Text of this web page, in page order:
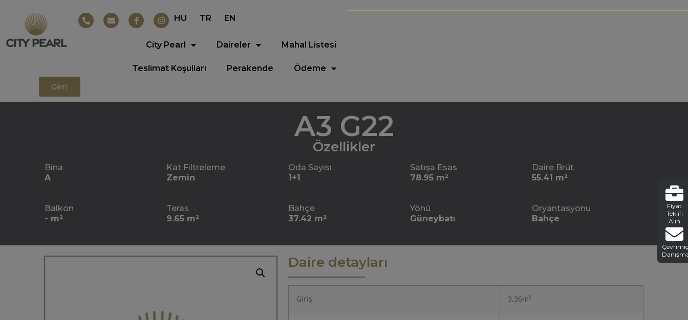
HU TR EN
City Pearl Daireler Mahal Listesi
Teslimat Koşulları Perakende Ödeme
Fiyat
Teklifi
Alın
Geri
A3 G22
Özellikler
Bina
A
Kat Filtreleme
Zemin
Oda Sayısı
1+1
Satışa Esas
78.95 m²
Daire Brüt
55.41 m²
Balkon
- m²
Teras
9.65 m²
Bahçe
37.42 m²
Yönü
Güneybatı
Oryantasyonu
Bahçe
Daire detayları
Giriş 3,36m²